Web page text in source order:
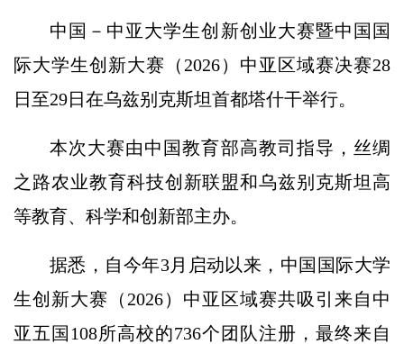
中国－中亚大学生创新创业大赛暨中国国
际大学生创新大赛（2026）中亚区域赛决赛28
日至29日在乌兹别克斯坦首都塔什干举行。
本次大赛由中国教育部高教司指导，丝绸
之路农业教育科技创新联盟和乌兹别克斯坦高
等教育、科学和创新部主办。
据悉，自今年3月启动以来，中国国际大学
生创新大赛（2026）中亚区域赛共吸引来自中
亚五国108所高校的736个团队注册，最终来自